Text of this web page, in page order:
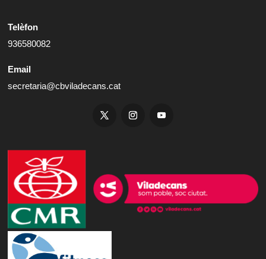
Telèfon
936580082
Email
secretaria@cbviladecans.cat